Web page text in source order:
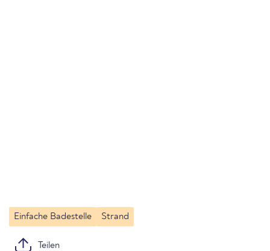
Einfache Badestelle Strand
Teilen